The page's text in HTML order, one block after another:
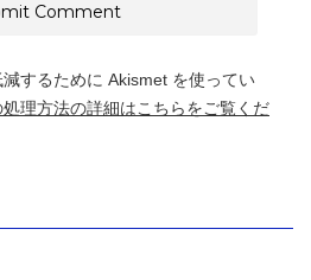
するために Akismet を使ってい
理方法の詳細はこちらをご覧くだ